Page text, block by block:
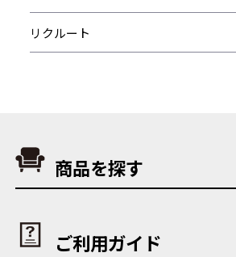
リクルート
商品を探す
ご利用ガイド